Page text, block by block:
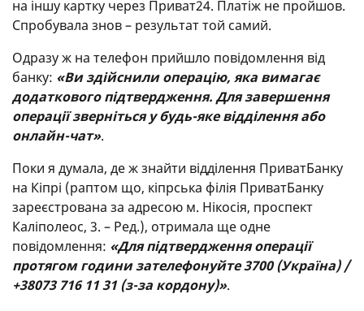
на іншу картку через Приват24. Платіж не пройшов.
Спробувала знов – результат той самий.
Одразу ж на телефон прийшло повідомлення від
банку: «Ви здійснили операцію, яка вимагає
додаткового підтвердження. Для завершення
операції зверніться у будь-яке відділення або
онлайн-чат».
Поки я думала, де ж знайти відділення ПриватБанку
на Кіпрі (раптом що, кіпрська філія ПриватБанку
зареєстрована за адресою м. Нікосія, проспект
Каліполеос, 3. – Ред.), отримала ще одне
повідомлення: «Для підтвердження операції
протягом години зателефонуйте 3700 (Україна) /
+38073 716 11 31 (з-за кордону)».